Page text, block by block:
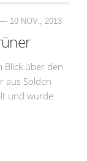
— 10 NOV., 2013
Blick über den
aus Sölden
und wurde